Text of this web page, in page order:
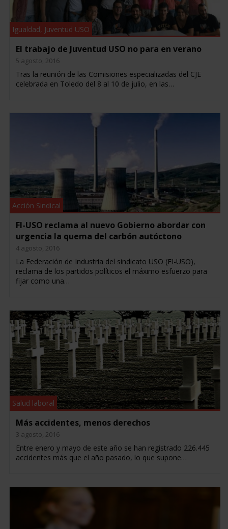
Igualdad, Juventud USO
El trabajo de Juventud USO no para en verano
5 agosto, 2016
Tras la reunión de las Comisiones especializadas del CJE
celebrada en Toledo del 8 al 10 de julio, en las…
Acción Sindical
FI-USO reclama al nuevo Gobierno abordar con
urgencia la quema del carbón autóctono
4 agosto, 2016
La Federación de Industria del sindicato USO (FI-USO),
reclama de los partidos políticos el máximo esfuerzo para
fijar como una…
Salud laboral
Más accidentes, menos derechos
3 agosto, 2016
Entre enero y mayo de este año se han registrado 226.445
accidentes más que el año pasado, lo que supone…